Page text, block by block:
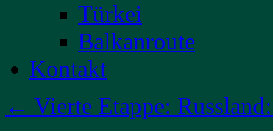
Türkei
Balkanroute
Kontakt
← Vierte Etappe: